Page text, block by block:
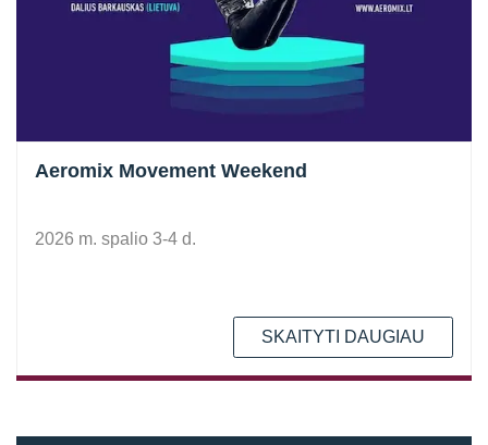
Aeromix Movement Weekend
2026 m. spalio 3-4 d.
SKAITYTI DAUGIAU